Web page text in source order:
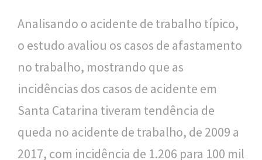
Analisando o acidente de trabalho típico,
o estudo avaliou os casos de afastamento
no trabalho, mostrando que as
incidências dos casos de acidente em
Santa Catarina tiveram tendência de
queda no acidente de trabalho, de 2009 a
2017, com incidência de 1.206 para 100 mil